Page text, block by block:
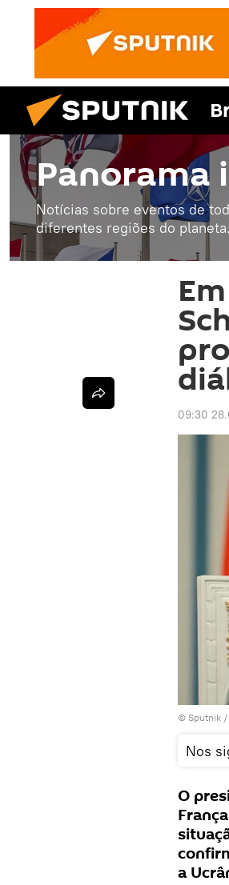
Panorama
Notícias sobre eventos de
diferentes regiões do planeta.
09:30
© Sputnik /
Nos
O
a